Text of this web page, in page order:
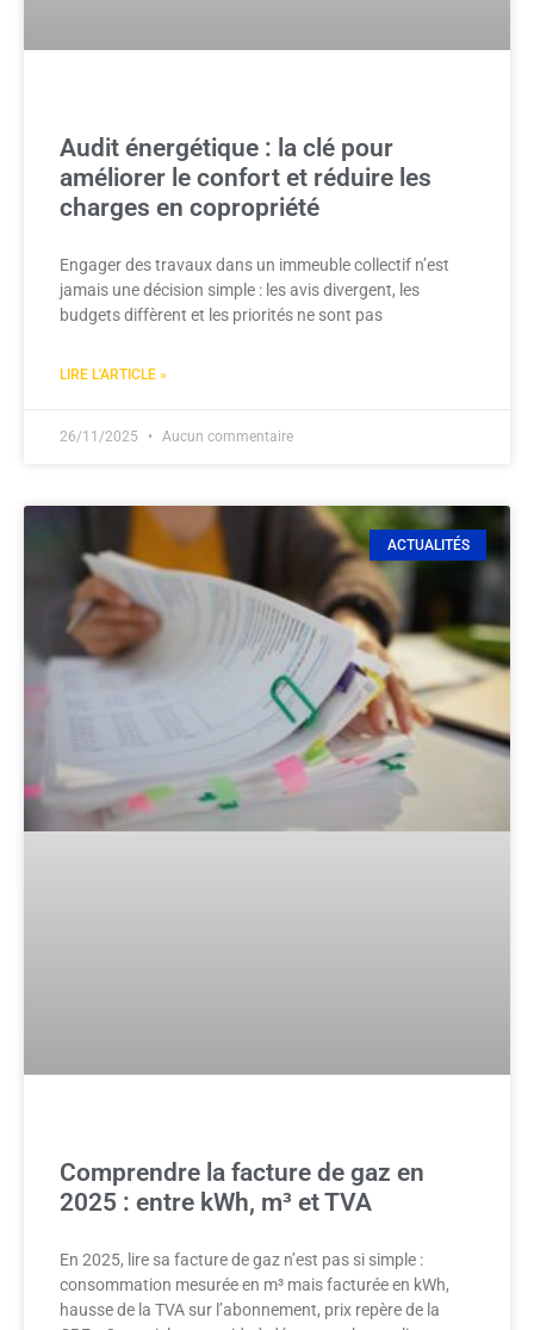
Audit énergétique : la clé pour
améliorer le confort et réduire les
charges en copropriété
Engager des travaux dans un immeuble collectif n’est
jamais une décision simple : les avis divergent, les
budgets diffèrent et les priorités ne sont pas
LIRE L'ARTICLE »
26/11/2025 Aucun commentaire
ACTUALITÉS
Comprendre la facture de gaz en
2025 : entre kWh, m³ et TVA
En 2025, lire sa facture de gaz n’est pas si simple :
consommation mesurée en m³ mais facturée en kWh,
hausse de la TVA sur l’abonnement, prix repère de la